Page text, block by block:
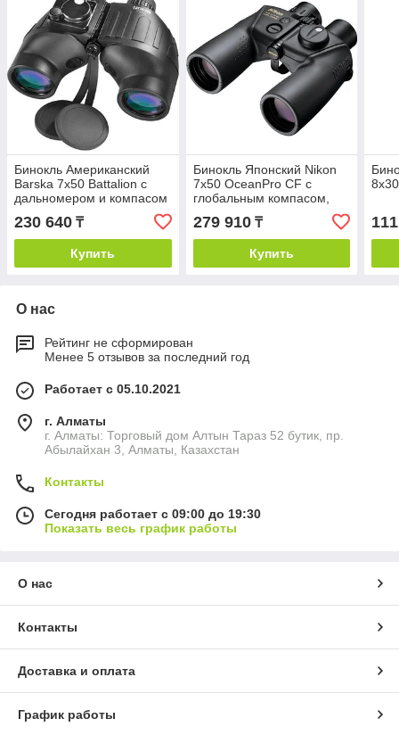
Бинокль Американский
Barska 7x50 Battalion с
дальномером и компасом
230 640 ₸
Купить
Бинокль Японский Nikon
7x50 OceanPro CF с
глобальным компасом,
279 910₸
Купить
О нас
Рейтинг не сформирован
Менее 5 отзывов за последний год
Работает с 05.10.2021
г. Алматы
г. Алматы: Торговый дом Алтын Тараз 52 бутик, пр.
Абылайхан 3, Алматы, Казахстан
Контакты
Сегодня работает с 09:00 до 19:30
Показать весь график работы
О нас
Контакты
Доставка и оплата
График работы